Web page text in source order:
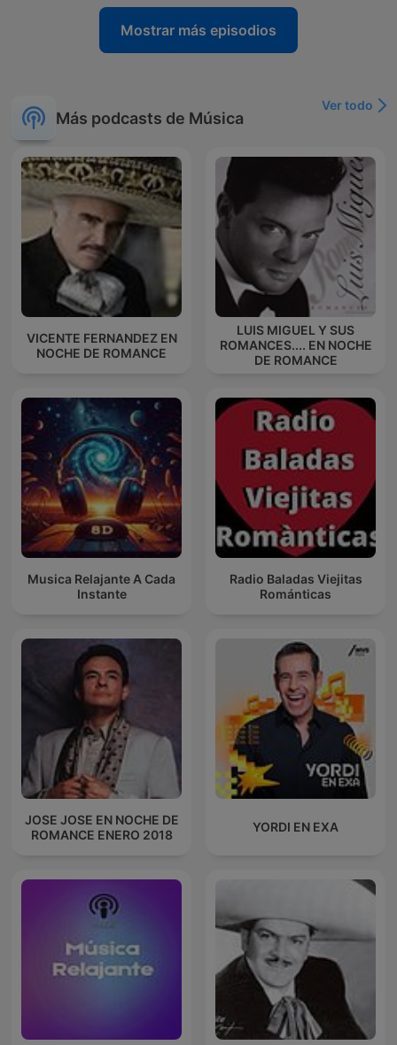
Mostrar más episodios
Más podcasts de Música
Ver todo
VICENTE FERNANDEZ EN
NOCHE DE ROMANCE
LUIS MIGUEL Y SUS
ROMANCES.... EN NOCHE
DE ROMANCE
Musica Relajante A Cada
Instante
Radio Baladas Viejitas
Románticas
JOSE JOSE EN NOCHE DE
ROMANCE ENERO 2018
YORDI EN EXA